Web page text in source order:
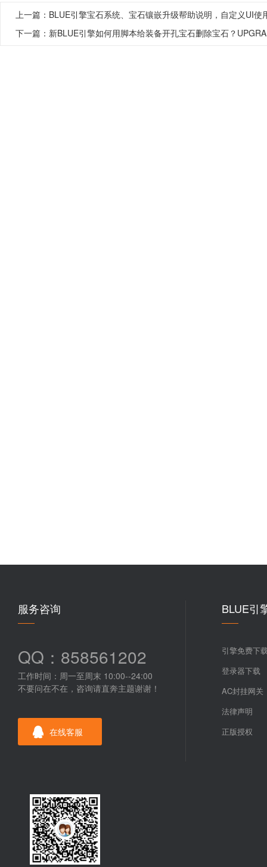
上一篇： BLUE引擎宝石系统、宝石镶嵌升级帮助说明，自定义UI使
下一篇： 新BLUE引擎如何用脚本给装备开孔宝石删除宝石？
服务咨询
QQ：858561202
工作时间：周一至周末 10:00--24:00
不要问在不在，咨询请直奔主题谢谢！
在线客服
BLUE引
引擎免费下
登录器下载
AC封挂网关
法律声明
正版授权